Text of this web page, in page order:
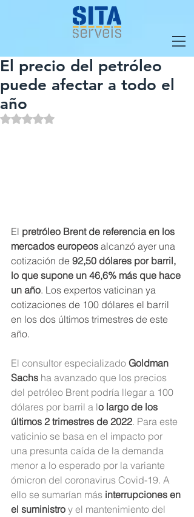
El precio del petróleo
puede afectar a todo el
año
Obtuvo NaN de 5 estrellas.
El pretróleo Brent de referencia en los
mercados europeos alcanzó ayer una
cotización de 92,50 dólares por barril,
lo que supone un 46,6% más que hace
un año. Los expertos vaticinan ya
cotizaciones de 100 dólares el barril
en los dos últimos trimestres de este
año.
El consultor especializado Goldman
Sachs ha avanzado que los precios
del petróleo Brent podría llegar a 100
dólares por barril a lo largo de los
últimos 2 trimestres de 2022. Para este
vaticinio se basa en el impacto por
una presunta caída de la demanda
menor a lo esperado por la variante
ómicron del coronavirus Covid-19. A
ello se sumarían más interrupciones en
el suministro y el mantenimiento del